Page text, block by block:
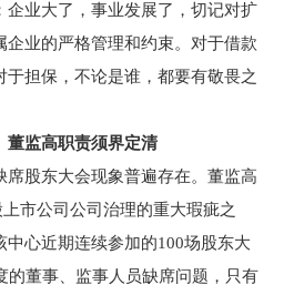
企业大了，事业发展了，切记对扩
业的严格管理和约束。对于借款
担保，不论是谁，都要有敬畏之
监高职责须界定清
股东大会现象普遍存在。董监高
市公司公司治理的重大瑕疵之
心近期连续参加的100场股东大
的董事、监事人员缺席问题，只有